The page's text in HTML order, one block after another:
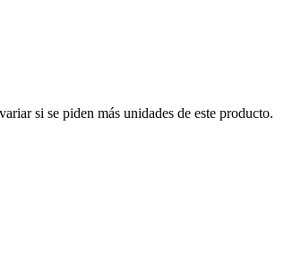
si se piden más unidades de este producto.